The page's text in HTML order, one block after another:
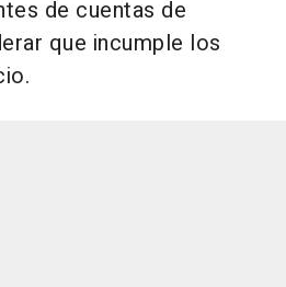
de cuentas de
que incumple los